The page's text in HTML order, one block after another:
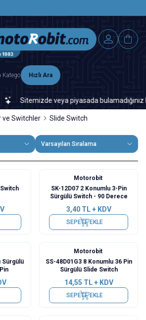
Hızlı Ara
Sitemizde veya piyasada bulamadığınız
ve Switchler Slide Switch
Varsayılan Sıralama
Motorobit
SK-12D07 2 Konumlu 3-Pin
Sürgülü Switch - 90 Derece
3,40TL + KDV
SEPETE EKLE
Sürgülü
Motorobit
SS-48D01G3 8 Konumlu 36 Pin
Sürgülü Slide Switch
14,55 TL + KDV
SEPETE EKLE